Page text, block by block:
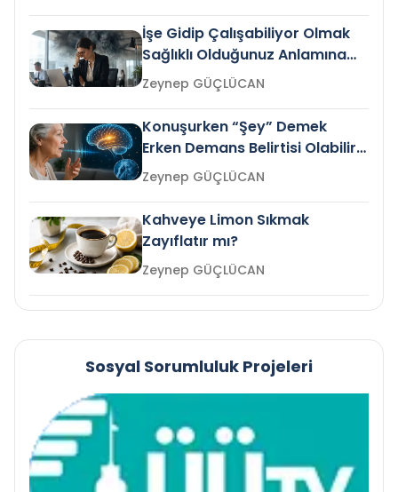
İşe Gidip Çalışabiliyor Olmak
Sağlıklı Olduğunuz Anlamına
Gelir mi?Zeynep GÜÇLÜCAN
Konuşurken “Şey” Demek
Erken Demans Belirtisi Olabilir
mi?
Zeynep GÜÇLÜCAN
Kahveye Limon Sıkmak
Zayıflatır mı?
Zeynep GÜÇLÜCAN
Sosyal Sorumluluk Projeleri